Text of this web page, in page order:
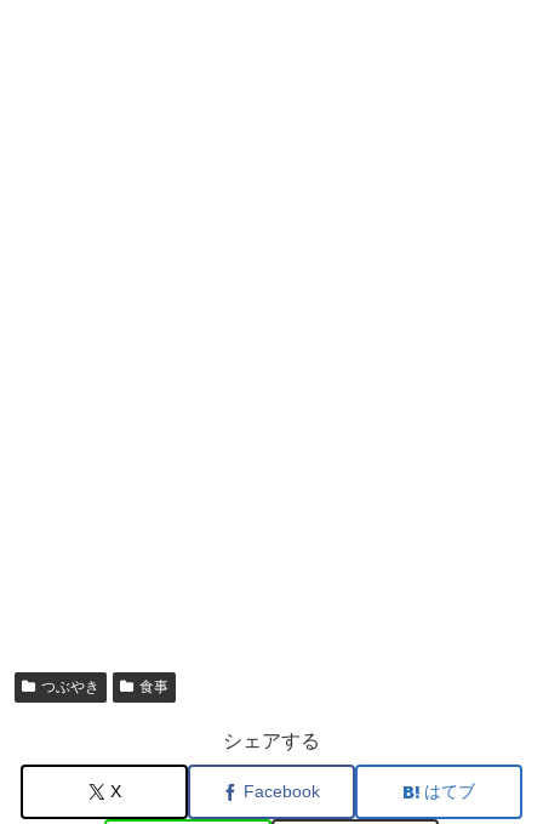
つぶやき 食事
シェアする
X Facebook はてブ